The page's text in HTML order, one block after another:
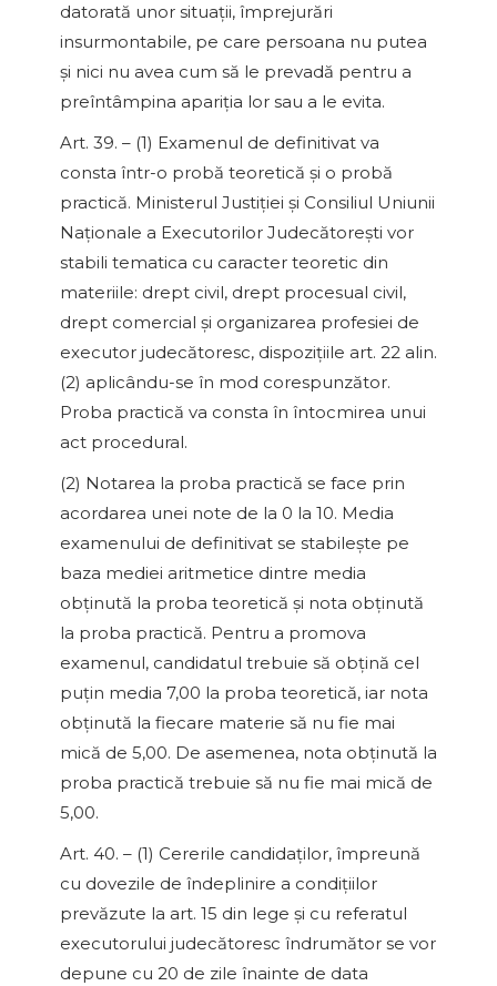
datorată unor situaţii, împrejurări
insurmontabile, pe care persoana nu putea
şi nici nu avea cum să le prevadă pentru a
preîntâmpina apariţia lor sau a le evita.
Art. 39. – (1) Examenul de definitivat va
consta într-o probă teoretică şi o probă
practică. Ministerul Justiţiei şi Consiliul Uniunii
Naţionale a Executorilor Judecătoreşti vor
stabili tematica cu caracter teoretic din
materiile: drept civil, drept procesual civil,
drept comercial şi organizarea profesiei de
executor judecătoresc, dispoziţiile art. 22 alin.
(2) aplicându-se în mod corespunzător.
Proba practică va consta în întocmirea unui
act procedural.
(2) Notarea la proba practică se face prin
acordarea unei note de la 0 la 10. Media
examenului de definitivat se stabileşte pe
baza mediei aritmetice dintre media
obţinută la proba teoretică şi nota obţinută
la proba practică. Pentru a promova
examenul, candidatul trebuie să obţină cel
puţin media 7,00 la proba teoretică, iar nota
obţinută la fiecare materie să nu fie mai
mică de 5,00. De asemenea, nota obţinută la
proba practică trebuie să nu fie mai mică de
5,00.
Art. 40. – (1) Cererile candidaţilor, împreună
cu dovezile de îndeplinire a condiţiilor
prevăzute la art. 15 din lege şi cu referatul
executorului judecătoresc îndrumător se vor
depune cu 20 de zile înainte de data